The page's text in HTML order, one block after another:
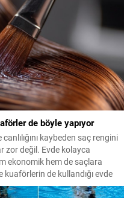
de böyle yapıyor
kaybeden saç rengini
zor değil. Evde kolayca
ekonomik hem de saçlara
de kullandığı evde